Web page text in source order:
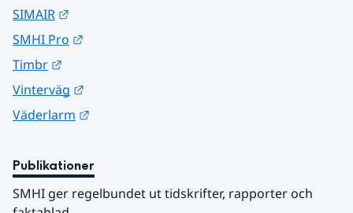
SIMAIR
SMHI Pro
Timbr
Vinterväg
Väderlarm
Publikationer
SMHI ger regelbundet ut tidskrifter, rapporter och